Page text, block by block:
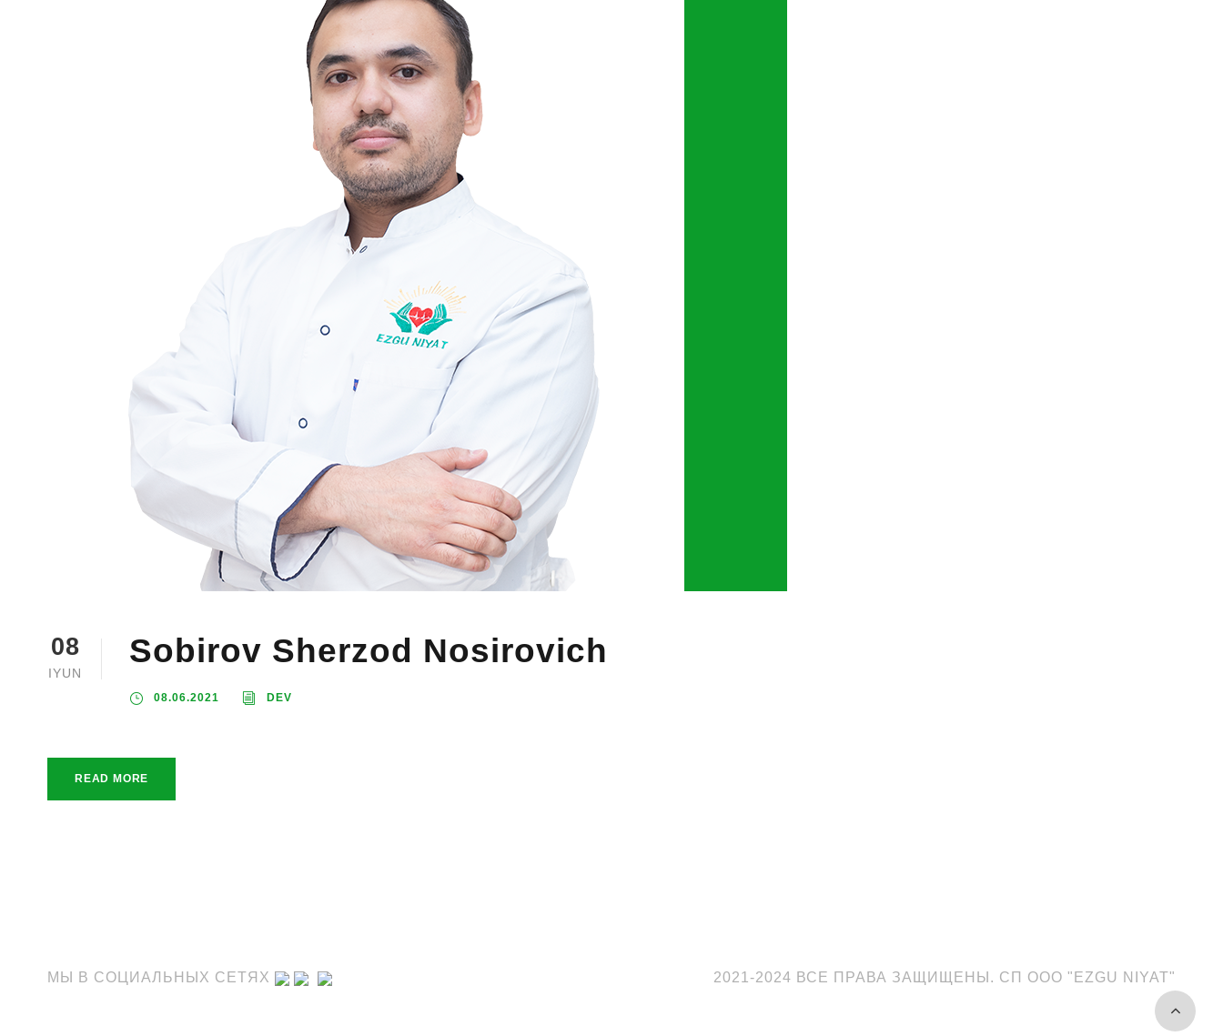
08
IYUN
Sobirov Sherzod Nosirovich
08.06.2021 DEV
READ MORE
МЫ В СОЦИАЛЬНЫХ СЕТЯХ 2021-2024 ВСЕ ПРАВА ЗАЩИЩЕНЫ. СП OOO "EZGU NIYAT"